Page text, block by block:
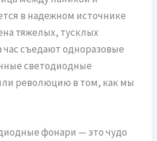
в надежном источнике
тяжелых, тусклых
съедают одноразовые
светодиодные
революцию в том, как мы
фонари — это чудо